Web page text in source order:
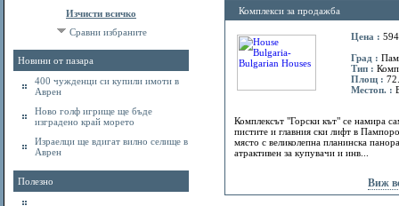
Изчисти всичко
Сравни избраните
Новини от пазара
400 чужденци си купили имоти в
Аврен
Ново голф игрище ще бъде
изградено край морето
Израелци ще вдигат вилно селище в
Аврен
Полезно
Комплекси за продажба
Цена :
Град :
Тип :
Площ :
Местоп. :
Комплексът "Горски кът" се намира
пистите и главния ски лифт в
място с великолепна планинска
атрактивен за купувачи и инв...
Виж